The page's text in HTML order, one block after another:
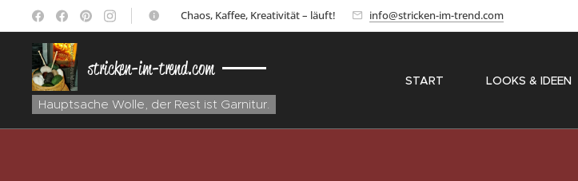
☕ Chaos, Kaffee, Kreativität – läuft! info@stricken-im-trend.com
stricken-im-trend.com
Hauptsache Wolle, der Rest ist Garnitur.
START ✨ LOOKS & IDEEN